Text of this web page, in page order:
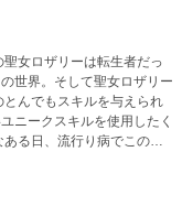
世界。そして聖女ロザリー
んでもスキルを与えられ
ニークスキルを使用したく
る日、流行り病でこのま
にユニークスキルを発動さ
ります。